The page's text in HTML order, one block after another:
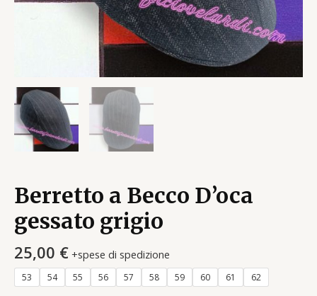
Berretto a Becco D’oca
gessato grigio
25,00 € +spese di spedizione
53 54 55 56 57 58 59 60 61 62